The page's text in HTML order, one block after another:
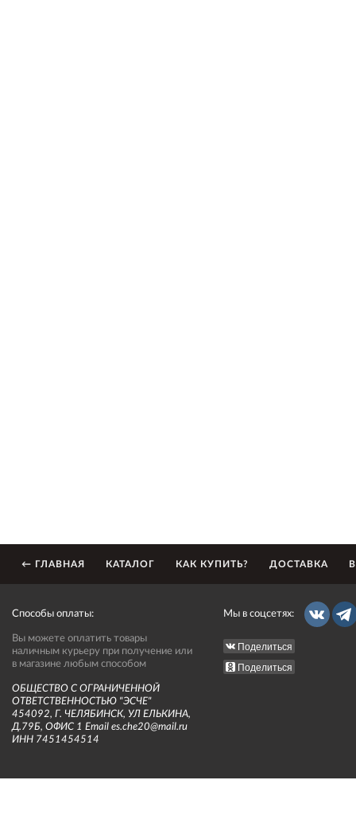
← ГЛАВНАЯ КАТАЛОГ КАК КУПИТЬ? ДОСТАВКА
Способы оплаты:
Вы можете оплатить товары
наличным курьеру при получение или
в магазине любым способом
ОБЩЕСТВО С ОГРАНИЧЕННОЙ
ОТВЕТСТВЕННОСТЬЮ "ЭСЧЕ"
454092, Г. ЧЕЛЯБИНСК, УЛ ЕЛЬКИНА,
Д.79Б, ОФИС 1 Email es.che20@mail.ru
ИНН 7451454514
Мы в соцсетях:
Поделиться
Поделиться